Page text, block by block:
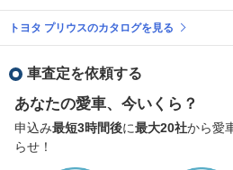
トヨタ プリウスのカタログを見る
車査定を依頼する
あなたの愛車、今いくら？
申込み最短3時間後に最大20社から愛
らせ！